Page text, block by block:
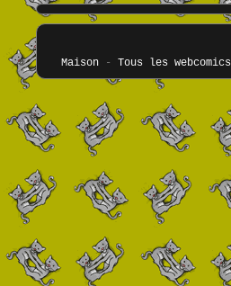
Maison- Tous les webcomics